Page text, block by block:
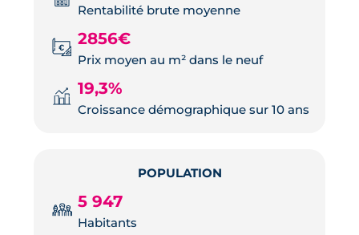
Rentabilité brute moyenne
2856€
Prix moyen au m² dans le neuf
19,3%
Croissance démographique sur 10 ans
POPULATION
5 947
Habitants